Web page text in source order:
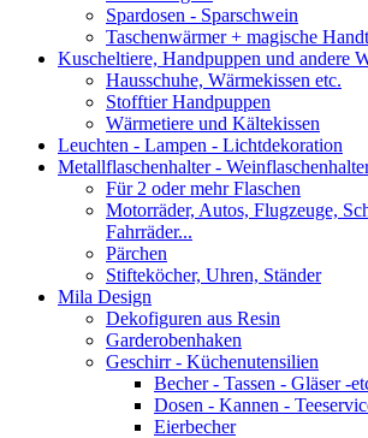
Spardosen - Sparschwein
Taschenwärmer + magische
Kuscheltiere, Handpuppen und andere
Hausschuhe, Wärmekissen etc.
Stofftier Handpuppen
Wärmetiere und Kältekissen
Leuchten - Lampen - Lichtdekoration
Metallflaschenhalter -
Für 2 oder mehr Flaschen
Motorräder, Autos, Flugzeuge,
Fahrräder...
Pärchen
Stifteköcher, Uhren, Ständer
Mila Design
Dekofiguren aus Resin
Garderobenhaken
Geschirr - Küchenutensilien
Becher - Tassen - Gläser -
Dosen - Kannen -
Eierbecher